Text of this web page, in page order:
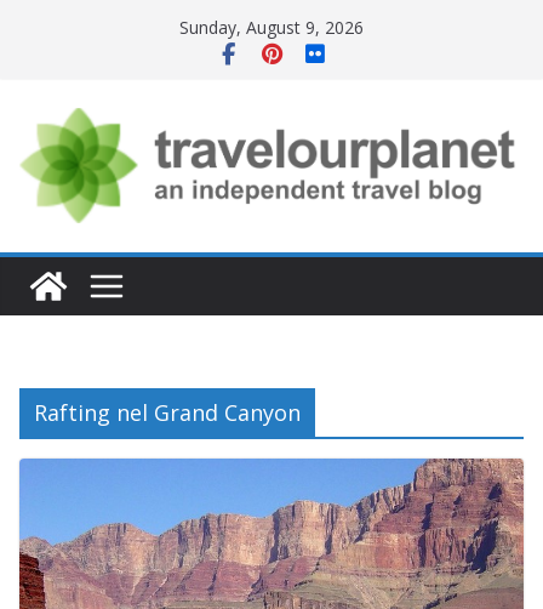
Sunday, August 9, 2026
Rafting nel Grand Canyon